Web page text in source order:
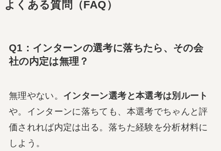
よくある質問（FAQ）
Q1：インターンの選考に落ちたら、その会
社の内定は無理？
無理やない。 インターン選考と本選考は別ルート
や。インターンに落ちても、本選考でちゃんと評
価されれば内定は出る。落ちた経験を分析材料に
しよう。